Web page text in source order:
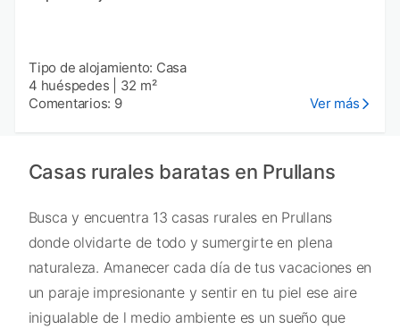
Tipo de alojamiento: Casa
4 huéspedes
32 m²
Comentarios: 9
Ver más
Casas rurales baratas en Prullans
Busca y encuentra 13 casas rurales en Prullans
donde olvidarte de todo y sumergirte en plena
naturaleza. Amanecer cada día de tus vacaciones en
un paraje impresionante y sentir en tu piel ese aire
inigualable de l medio ambiente es un sueño que